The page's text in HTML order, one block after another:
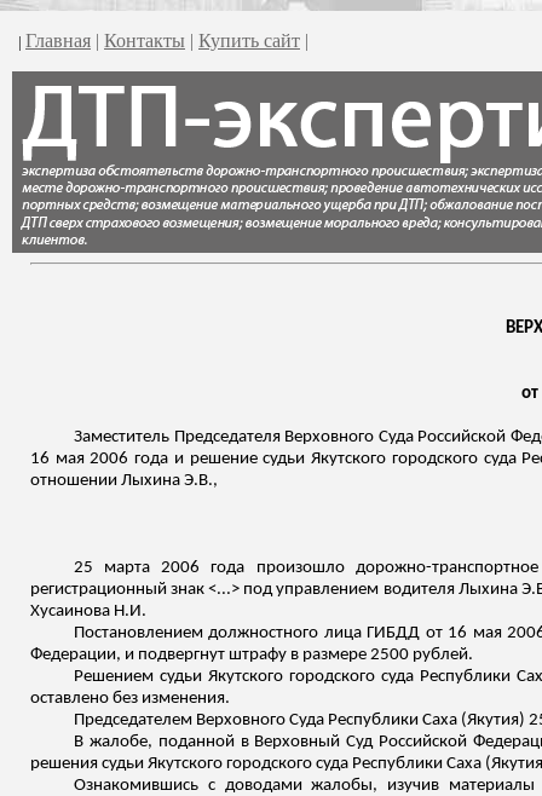
| Главная | Контакты | Купить сайт |
Заместитель Председателя Верховного Суда Российской
16 мая 2006 года и решение судьи Якутского городского суда
отношении Лыхина Э.В.,
25 марта 2006 года произошло дорожно-транспортное
регистрационный знак <...> под управлением водителя Лыхина
Хусаинова Н.И.
Постановлением должностного лица ГИБДД от 16 мая
Федерации, и подвергнут штрафу в размере 2500 рублей.
Решением судьи Якутского городского суда Республики
оставлено без изменения.
Председателем Верховного Суда Республики Саха (Якутия)
В жалобе, поданной в Верховный Суд Российской
решения судьи Якутского городского суда Республики Саха
Ознакомившись с доводами жалобы, изучив